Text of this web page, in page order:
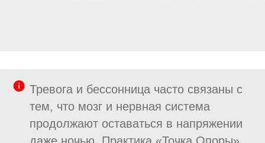
Тревога и бессонница часто связаны с
тем, что мозг и нервная система
продолжают оставаться в напряжении